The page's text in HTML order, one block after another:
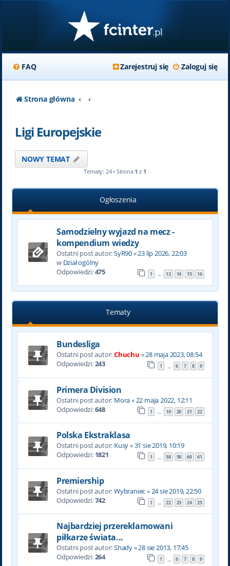
FAQ Zaloguj się
Zarejestruj się
Strona główna
Ligi Europejskie
NOWY TEMAT
Tematy: 24 • Strona 1 z 1
Ogłoszenia
Samodzielny wyjazd na mecz -
kompendium wiedzy
Ostatni post autor:SyR90«23 lip 2026, 22:03
w Dział ogólny
Odpowiedzi:475 1 … 13 14 15 16
Tematy
Bundesliga
Ostatni post autor:Chuchu «28 maja 2023, 08:54
Odpowiedzi:243 1 … 6 7 8 9
Primera Division
Ostatni post autor: Mora«22 maja 2022, 12:11
Odpowiedzi:648 1 … 19 20 21 22
Polska Ekstraklasa
Ostatni post autor: Kusy«31 sie 2019, 10:19
Odpowiedzi: 1821 1 … 58 59 60 61
Premiership
Ostatni post autor:Wybraniec«24 sie 2019, 22:50
Odpowiedzi:742 1 … 22 23 24 25
Najbardziej przereklamowani
piłkarze świata...
Ostatni post autor:Shady«28 sie 2013, 17:45
Odpowiedzi:264 1 … 6 7 8 9